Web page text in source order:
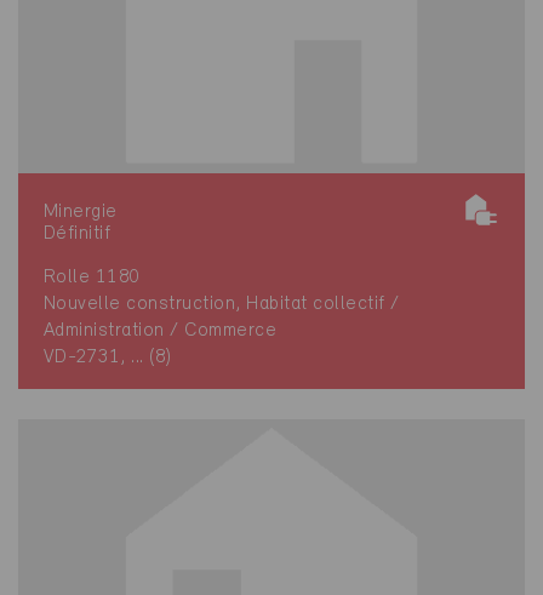
Minergie
Définitif
Rolle 1180
Nouvelle construction, Habitat collectif /
Administration / Commerce
VD-2731, ... (8)